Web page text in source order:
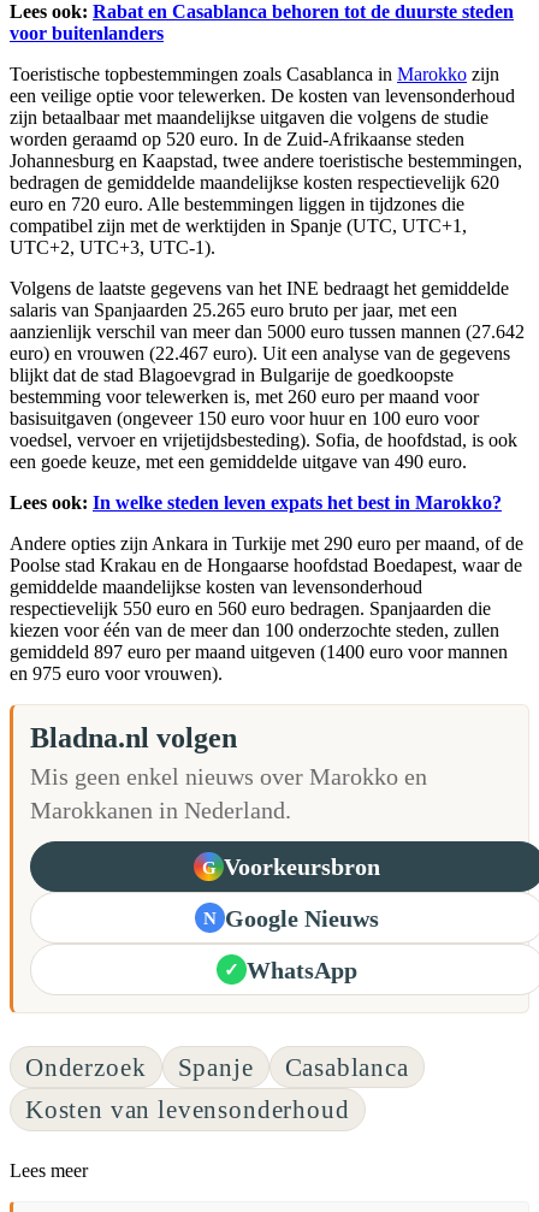
Lees ook: Rabat en Casablanca behoren tot de duurste steden
voor buitenlanders
Toeristische topbestemmingen zoals Casablanca in Marokko zijn
een veilige optie voor telewerken. De kosten van levensonderhoud
zijn betaalbaar met maandelijkse uitgaven die volgens de studie
worden geraamd op 520 euro. In de Zuid-Afrikaanse steden
Johannesburg en Kaapstad, twee andere toeristische bestemmingen,
bedragen de gemiddelde maandelijkse kosten respectievelijk 620
euro en 720 euro. Alle bestemmingen liggen in tijdzones die
compatibel zijn met de werktijden in Spanje (UTC, UTC+1,
UTC+2, UTC+3, UTC-1).
Volgens de laatste gegevens van het INE bedraagt het gemiddelde
salaris van Spanjaarden 25.265 euro bruto per jaar, met een
aanzienlijk verschil van meer dan 5000 euro tussen mannen (27.642
euro) en vrouwen (22.467 euro). Uit een analyse van de gegevens
blijkt dat de stad Blagoevgrad in Bulgarije de goedkoopste
bestemming voor telewerken is, met 260 euro per maand voor
basisuitgaven (ongeveer 150 euro voor huur en 100 euro voor
voedsel, vervoer en vrijetijdsbesteding). Sofia, de hoofdstad, is ook
een goede keuze, met een gemiddelde uitgave van 490 euro.
Lees ook: In welke steden leven expats het best in Marokko?
Andere opties zijn Ankara in Turkije met 290 euro per maand, of de
Poolse stad Krakau en de Hongaarse hoofdstad Boedapest, waar de
gemiddelde maandelijkse kosten van levensonderhoud
respectievelijk 550 euro en 560 euro bedragen. Spanjaarden die
kiezen voor één van de meer dan 100 onderzochte steden, zullen
gemiddeld 897 euro per maand uitgeven (1400 euro voor mannen
en 975 euro voor vrouwen).
Bladna.nl volgen
Mis geen enkel nieuws over Marokko en
Marokkanen in Nederland.
G Voorkeursbron
N Google Nieuws
✓ WhatsApp
Onderzoek Spanje
Casablanca
Kosten van levensonderhoud
Lees meer